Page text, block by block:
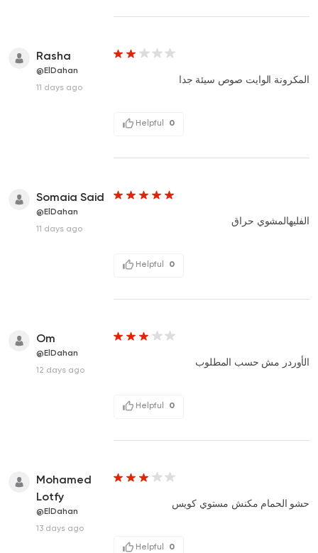
Rasha
@ElDahan
11 days ago
المكرونة الوايت صوص سيئة جدا
Helpful 0
Somaia Said
@ElDahan
11 days ago
الفليهالمشوي حراق
Helpful 0
Om
@ElDahan
12 days ago
الأوردر مش حسب المطلوب
Helpful 0
Mohamed
Lotfy
@ElDahan
13 days ago
حشو الحمام مكنش مستوي كويس
Helpful 0